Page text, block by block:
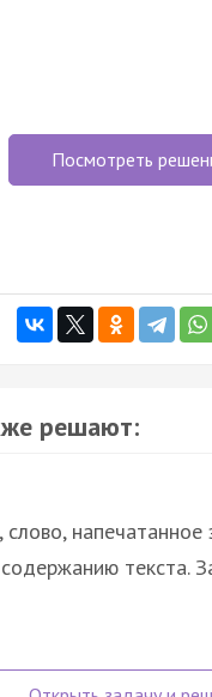
Посмотреть
решают:
текста.